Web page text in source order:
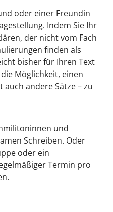
oder einer Freundin
Indem Sie Ihr
der nicht vom Fach
finden als
bisher für Ihren Text
Möglichkeit, einen
andere Sätze – zu
und
Schreiben. Oder
oder ein
Termin pro